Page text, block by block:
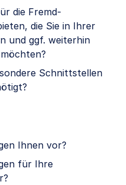
die Fremd-
die Sie in Ihrer
und ggf. weiterhin
Schnittstellen
Ihnen vor?
für Ihre